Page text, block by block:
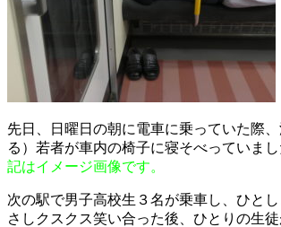
先日、日曜日の朝に電車に乗っていた際
る）若者が車内の椅子に寝そべっていまし
記はイメージ画像です。
次の駅で男子高校生３名が乗車し、ひと
さしクスクス笑い合った後、ひとりの生